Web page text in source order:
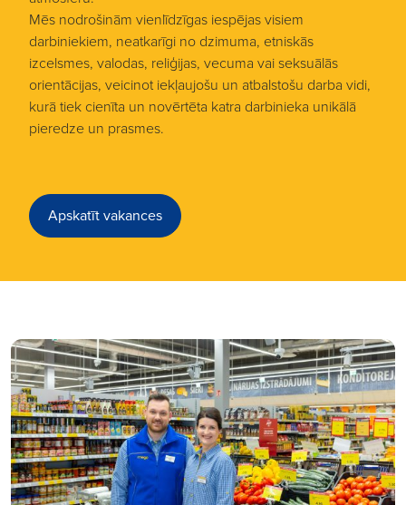
Mēs nodrošinām vienlīdzīgas iespējas visiem
darbiniekiem, neatkarīgi no dzimuma, etniskās
izcelsmes, valodas, reliģijas, vecuma vai seksuālās
orientācijas, veicinot iekļaujošu un atbalstošu darba vidi,
kurā tiek cienīta un novērtēta katra darbinieka unikālā
pieredze un prasmes.
Apskatīt vakances